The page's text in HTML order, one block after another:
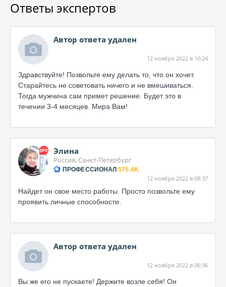
Ответы экспертов
Автор ответа удален
12 ноября 2022 в 10:24
Здравствуйте! Позвольте ему делать то, что он хочет.
Старайтесь не советовать ничего и не вмешиваться.
Тогда мужчина сам примет решение. Будет это в
течении 3-4 месяцев. Мира Вам!
Элина
Россия, Санкт-Петербург
ПРОФЕССИОНАЛ 575.4K
12 ноября 2022 в 08:37
Найдет он свое место работы. Просто позвольте ему
проявить личные способности.
Автор ответа удален
12 ноября 2022 в 06:36
Вы же его не пускаете! Держите возле себя! Он